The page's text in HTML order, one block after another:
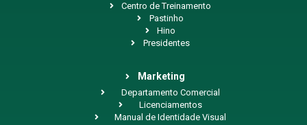
Centro de Treinamento
Pastinho
Hino
Presidentes
Marketing
Departamento Comercial
Licenciamentos
Manual de Identidade Visual